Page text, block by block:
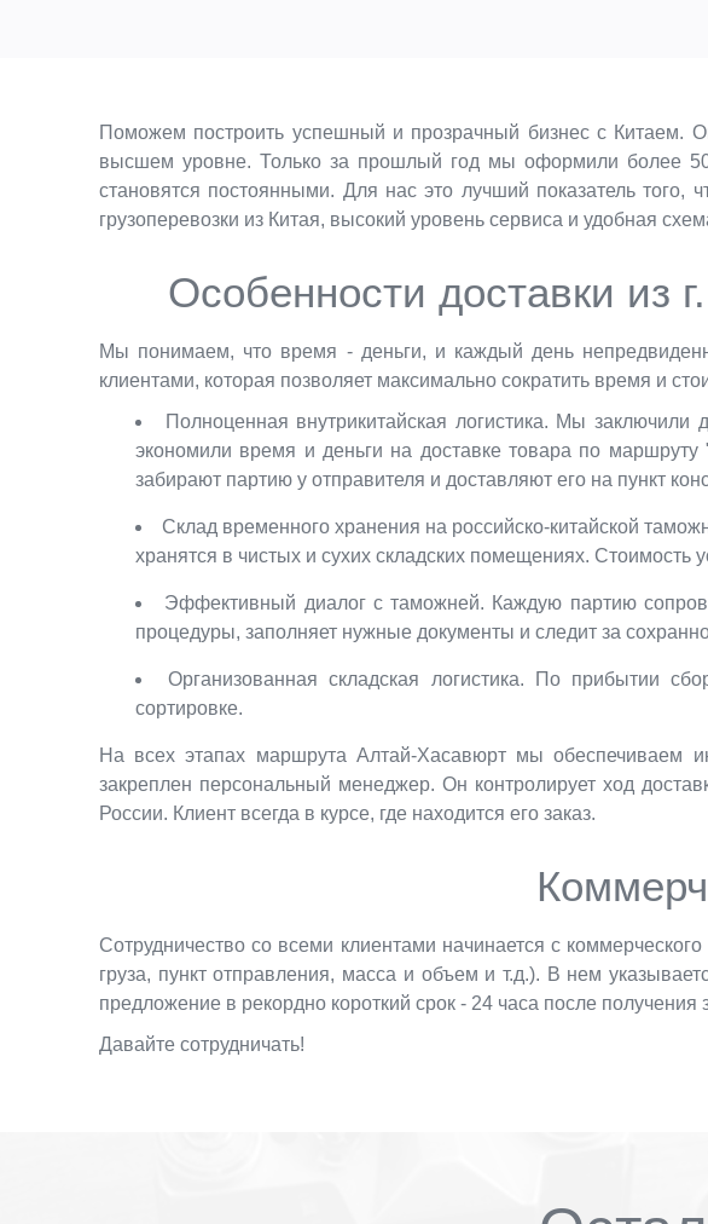
Поможем построить успешный и прозрачный бизнес с Китаем.
высшем уровне. Только за прошлый год мы оформили более
становятся постоянными. Для нас это лучший показатель
грузоперевозки из Китая, высокий уровень сервиса и удобная
Особенности доставки из
Мы понимаем, что время - деньги, и каждый день
клиентами, которая позволяет максимально сократить время и
Полноценная внутрикитайская логистика. Мы
экономили время и деньги на доставке товара по
забирают партию у отправителя и доставляют его на пункт
Склад временного хранения на российско-китайской
хранятся в чистых и сухих складских помещениях.
Эффективный диалог с таможней. Каждую партию
процедуры, заполняет нужные документы и следит за
Организованная складская логистика. По прибытии
сортировке.
На всех этапах маршрута Алтай-Хасавюрт мы обеспечиваем
закреплен персональный менеджер. Он контролирует ход
России. Клиент всегда в курсе, где находится его заказ.
Сотрудничество со всеми клиентами начинается с
груза, пункт отправления, масса и объем и т.д.). В нем
предложение в рекордно короткий срок - 24 часа после получения
Давайте сотрудничать!